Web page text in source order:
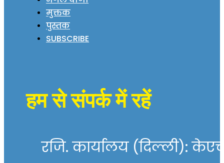
मुक्तक
पुस्तक
SUBSCRIBE
हम से संपर्क में रहें
रजि. कार्यालय (दिल्ली):